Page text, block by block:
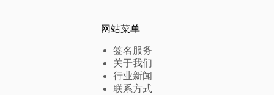
网站菜单
签名服务
关于我们
行业新闻
联系方式